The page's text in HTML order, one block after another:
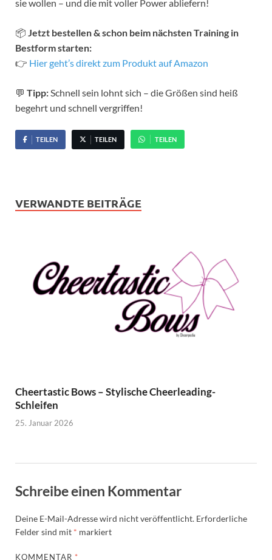
sie wollen – und die mit voller Power abliefern!
📦 Jetzt bestellen & schon beim nächsten Training in
Bestform starten:
👉 Hier geht’s direkt zum Produkt auf Amazon
💬 Tipp:Schnell sein lohnt sich – die Größen sind heiß
begehrt und schnell vergriffen!
TEILEN TEILEN TEILEN
VERWANDTE BEITRÄGE
Cheertastic Bows – Stylische Cheerleading-
Schleifen
25. Januar 2026
Schreibe einen Kommentar
Deine E-Mail-Adresse wird nicht veröffentlicht. Erforderliche
Felder sind mit * markiert
KOMMENTAR *